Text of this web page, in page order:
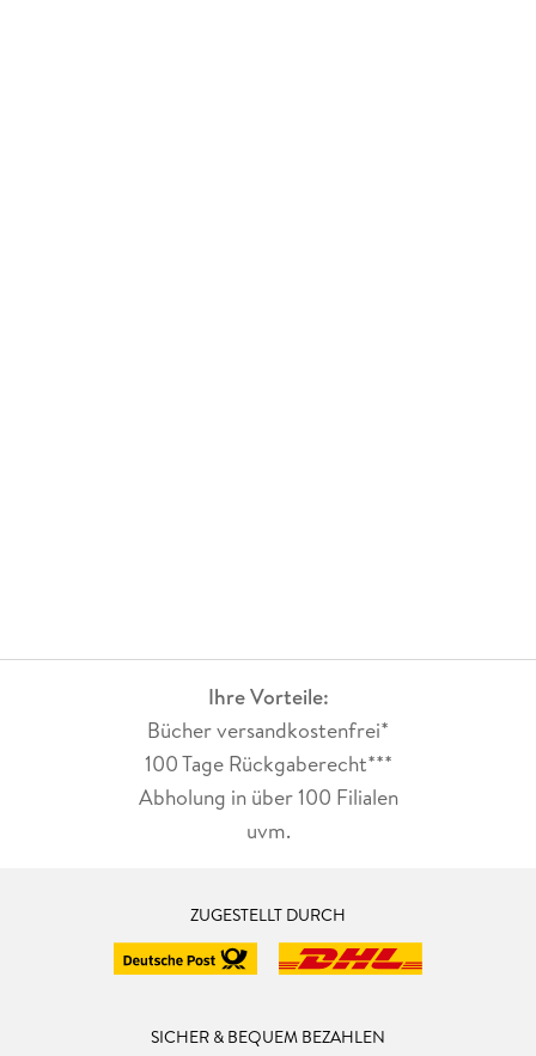
Ihre Vorteile:
Bücher versandkostenfrei*
100 Tage Rückgaberecht***
Abholung in über 100 Filialen
uvm.
ZUGESTELLT DURCH
SICHER & BEQUEM BEZAHLEN